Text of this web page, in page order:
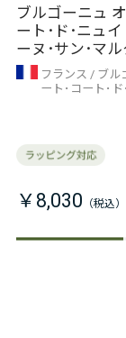
ブルゴーニュ
ート･ド･ニュ
ーヌ･サン･マ
（2023年）
フランス ブル
ート･コート･
￥8,030